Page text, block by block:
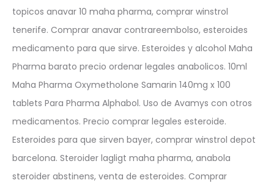
topicos anavar 10 maha pharma, comprar winstrol
tenerife. Comprar anavar contrareembolso, esteroides
medicamento para que sirve. Esteroides y alcohol Maha
Pharma barato precio ordenar legales anabolicos. 10ml
Maha Pharma Oxymetholone Samarin 140mg x 100
tablets Para Pharma Alphabol. Uso de Avamys con otros
medicamentos. Precio comprar legales esteroide.
Esteroides para que sirven bayer, comprar winstrol depot
barcelona. Steroider lagligt maha pharma, anabola
steroider abstinens, venta de esteroides. Comprar